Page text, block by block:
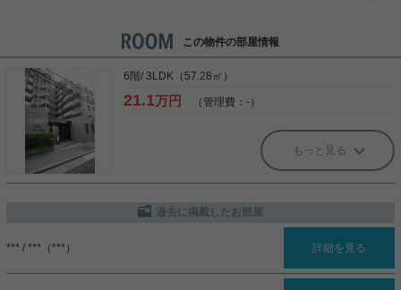
この物件の部屋情報
6階/ 3LDK（57.28㎡）
21.1万円 （管理費：-）
もっと見る
過去に掲載したお部屋
*** / ***（***） 詳細を見る